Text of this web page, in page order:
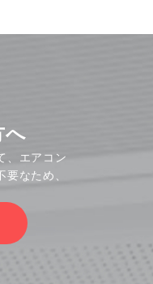
へ
、エアコン
なため、